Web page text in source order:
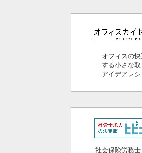
オフィスの
する小さな取
アイデアレ
社会保険労務士